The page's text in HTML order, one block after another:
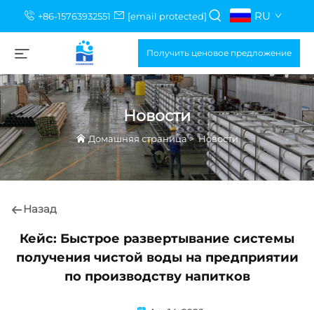
+86-15763932551 [email protected] RU
Получить ценовое предложение
Новости
Домашняя страница>Новости
Назад
Кейс: Быстрое развертывание системы
получения чистой воды на предприятии
по производству напитков